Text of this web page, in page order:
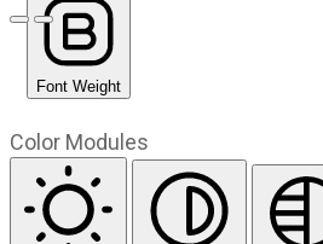
Предыдущий слайд
Следующий слайд
Font Weight
Color Modules